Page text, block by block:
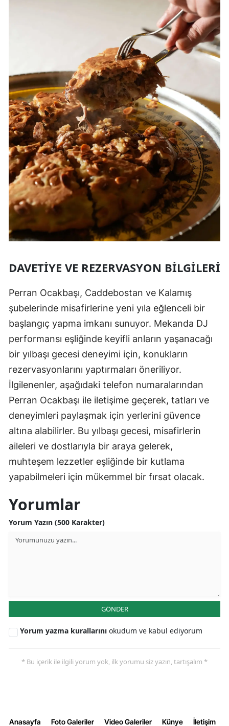
DAVETIYE VE REZERVASYON BILGILERI
Perran Ocakbaşı, Caddebostan ve Kalamış
şubelerinde misafirlerine yeni yıla eğlenceli bir
başlangıç yapma imkanı sunuyor. Mekanda DJ
performansı eşliğinde keyifli anların yaşanacağı
bir yılbaşı gecesi deneyimi için, konukların
rezervasyonlarını yaptırmaları öneriliyor.
İlgilenenler, aşağıdaki telefon numaralarından
Perran Ocakbaşı ile iletişime geçerek, tatları ve
deneyimleri paylaşmak için yerlerini güvence
altına alabilirler. Bu yılbaşı gecesi, misafirlerin
aileleri ve dostlarıyla bir araya gelerek,
muhteşem lezzetler eşliğinde bir kutlama
yapabilmeleri için mükemmel bir fırsat olacak.
Yorumlar
Yorum Yazın (500 Karakter)
GÖNDER
Yorum yazma kurallarını okudum ve kabul ediyorum
* Bu içerik ile ilgili yorum yok, ilk yorumu siz yazın, tartışalım *
Anasayfa Foto Galeriler Video Galeriler Künye İletişim